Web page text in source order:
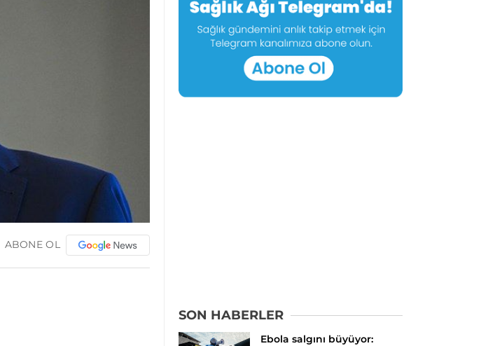
ABONE OL
SON HABERLER
Ebola salgını büyüyor: